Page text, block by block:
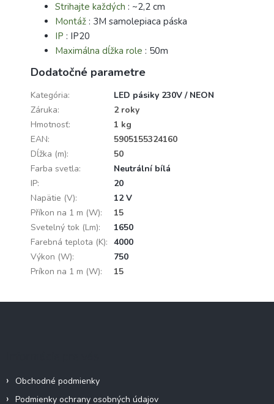
Strihajte každých : ~2,2 cm
Montáž : 3M samolepiaca páska
IP : IP20
Maximálna dĺžka role : 50m
Dodatočné parametre
Kategória:
LED pásiky 230V / NEON
Záruka:
2 roky
Hmotnosť:
1 kg
EAN:
5905155324160
Dĺžka (m):
50
Farba svetla:
Neutrální bílá
IP:
20
Napätie (V):
12 V
Příkon na 1 m (W):
15
Svetelný tok (Lm):
1650
Farebná teplota (K): 4000
Výkon (W):
750
Príkon na 1 m (W): 15
Obchodné podmienky
Podmienky ochrany osobných údajov